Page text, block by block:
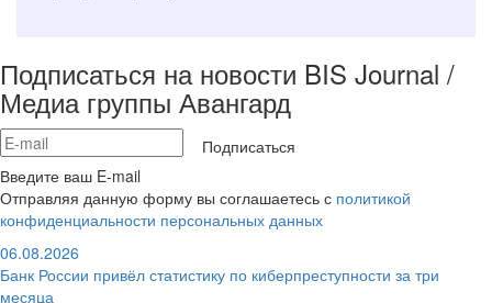
Подписаться на новости BIS Journal /
Медиа группы Авангард
Подписаться
Введите ваш E-mail
Отправляя данную форму вы соглашаетесь с политикой
конфиденциальности персональных данных
06.08.2026
Банк России привёл статистику по киберпреступности за три
месяца